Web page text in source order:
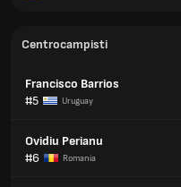
Centrocampisti
Francisco Barrios
#5
Uruguay
Ovidiu Perianu
#6
Romania